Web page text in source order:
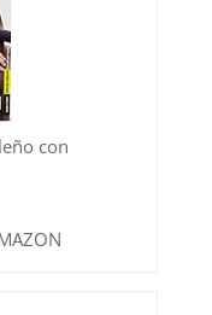
con